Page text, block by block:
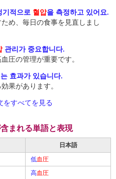
기적으로 혈압을 측정하고 있어요.
め、毎日の食事を見直しまし
관리가 중요합니다.
圧の管理が重要です。
효과가 있습니다.
果があります。
をすべてを見る
まれる単語と表現
日本語
低血圧
高血圧